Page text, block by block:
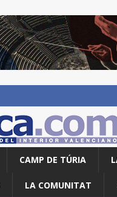
CAMP DE TÚRIA
LA COMUNITAT